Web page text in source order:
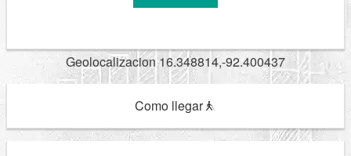
Geolocalizacion 16.348814,-92.400437
Como llegar